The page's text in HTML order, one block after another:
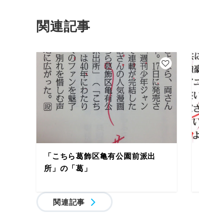
関連記事
「こちら葛飾区亀有公園前派出
所」の「葛」
関連記事